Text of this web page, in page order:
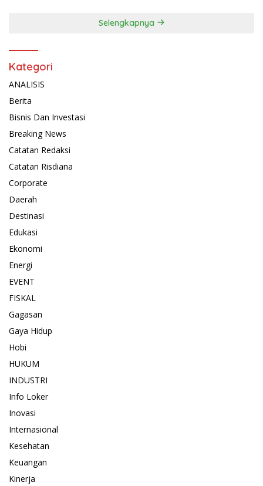
Selengkapnya
Kategori
ANALISIS
Berita
Bisnis Dan Investasi
Breaking News
Catatan Redaksi
Catatan Risdiana
Corporate
Daerah
Destinasi
Edukasi
Ekonomi
Energi
EVENT
FISKAL
Gagasan
Gaya Hidup
Hobi
HUKUM
INDUSTRI
Info Loker
Inovasi
Internasional
Kesehatan
Keuangan
Kinerja